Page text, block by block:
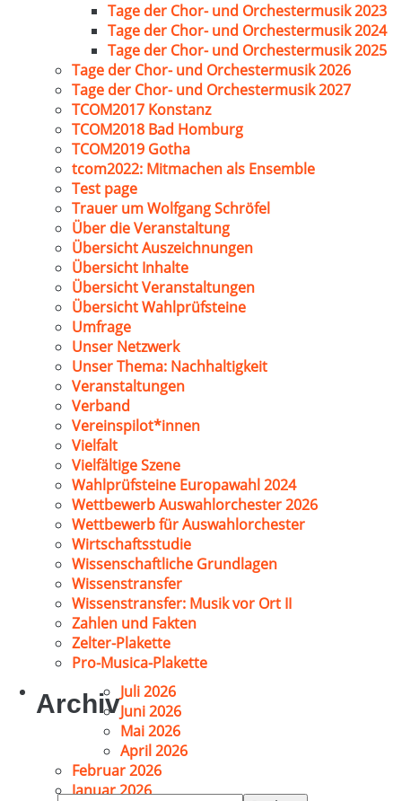
Tage der Chor- und Orchestermusik 2023
Tage der Chor- und Orchestermusik 2024
Tage der Chor- und Orchestermusik 2025
Tage der Chor- und Orchestermusik 2026
Tage der Chor- und Orchestermusik 2027
TCOM2017 Konstanz
TCOM2018 Bad Homburg
TCOM2019 Gotha
tcom2022: Mitmachen als Ensemble
Test page
Trauer um Wolfgang Schröfel
Über die Veranstaltung
Übersicht Auszeichnungen
Übersicht Inhalte
Übersicht Veranstaltungen
Übersicht Wahlprüfsteine
Umfrage
Unser Netzwerk
Unser Thema: Nachhaltigkeit
Veranstaltungen
Verband
Vereinspilot*innen
Vielfalt
Vielfältige Szene
Wahlprüfsteine Europawahl 2024
Wettbewerb Auswahlorchester 2026
Wettbewerb für Auswahlorchester
Wirtschaftsstudie
Wissenschaftliche Grundlagen
Wissenstransfer
Wissenstransfer: Musik vor Ort II
Zahlen und Fakten
Zelter-Plakette
Pro-Musica-Plakette
ArchivJuli 2026
Juni 2026
Mai 2026
April 2026
Februar 2026
Januar 2026